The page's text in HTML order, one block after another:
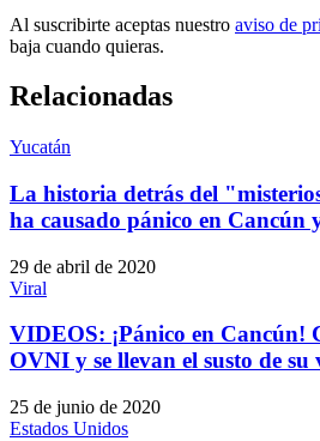
Al suscribirte aceptas nuestro aviso de
baja cuando quieras.
Relacionadas
Yucatán
La historia detrás del
ha causado pánico en Cancún
29 de abril de 2020
Viral
VIDEOS: ¡Pánico en Cancún!
OVNI y se llevan el susto de su
25 de junio de 2020
Estados Unidos